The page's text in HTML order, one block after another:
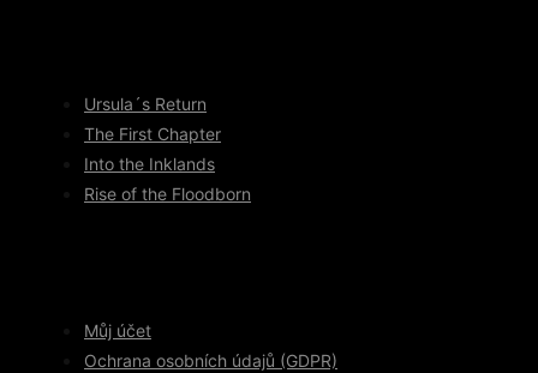
Ursula´s Return
The First Chapter
Into the Inklands
Rise of the Floodborn
Můj účet
Ochrana osobních údajů (GDPR)